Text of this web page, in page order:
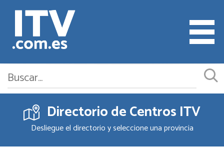
Cita ITV
Cambiar o Anular Cita
Directorio de Centros ITV
Desliegue el directorio y seleccione una provincia